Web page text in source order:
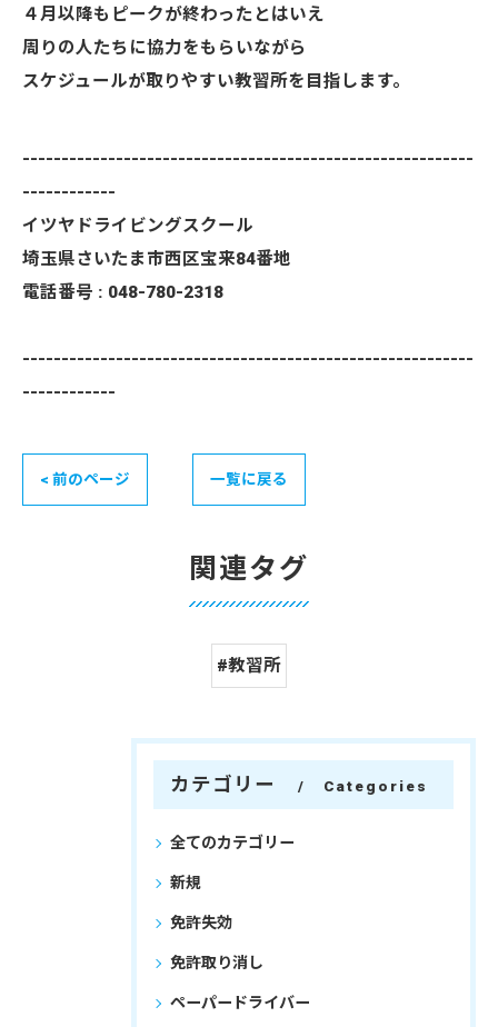
４月以降もピークが終わったとはいえ
周りの人たちに協力をもらいながら
スケジュールが取りやすい教習所を目指します。
----------------------------------------------------------
------------
イツヤドライビングスクール
埼玉県さいたま市西区宝来84番地
電話番号 : 048-780-2318
----------------------------------------------------------
------------
< 前のページ 一覧に戻る
関連タグ
#教習所
カテゴリー Categories
全てのカテゴリー
新規
免許失効
免許取り消し
ペーパードライバー